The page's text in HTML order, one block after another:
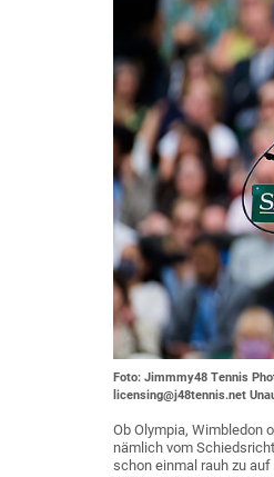
Foto: Jimmmy48 Tennis
licensing@j48tennis.net
Ob Olympia, Wimbledon
nämlich vom
schon einmal rauh zu